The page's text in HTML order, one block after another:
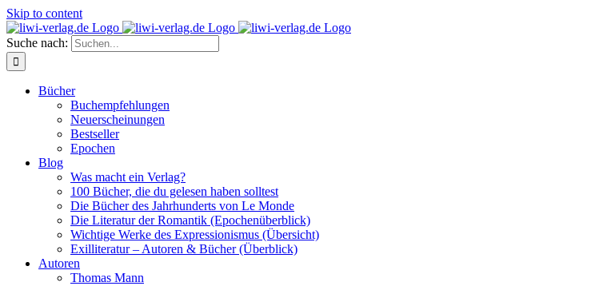
Skip to content
Suche nach:
Bücher
Buchempfehlungen
Neuerscheinungen
Bestseller
Epochen
Blog
Was macht ein Verlag?
100 Bücher, die du gelesen haben solltest
Die Bücher des Jahrhunderts von Le Monde
Die Literatur der Romantik (Epochenüberblick)
Wichtige Werke des Expressionismus (Übersicht)
Exilliteratur – Autoren & Bücher (Überblick)
Autoren
Thomas Mann